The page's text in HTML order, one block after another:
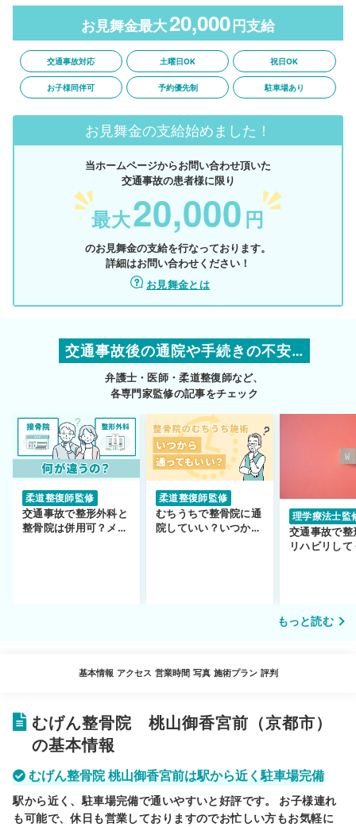
お見舞金最大20,000 円支給
交通事故対応 土曜日OK 祝日OK
お子様同伴可 予約優先制 駐車場あり
お見舞金の支給始めました！
当ホームページからお問い合わせ頂いた
交通事故の患者様に限り
最大20,000 円
のお見舞金の支給を行なっております。
詳細はお問い合わせください！
お見舞金とは
交通事故後の通院や手続きの不安…
弁護士・医師・柔道整復師など、
各専門家監修の記事をチェック
柔道整復師監修
交通事故で整形外科と
整骨院は併用可？メリ
柔道整復師監修
むちうちで整骨院に通
院していい？いつから
理学療法士監
交通事故で整
リハビリして
もっと読む
基本情報 アクセス 営業時間 写真 施術プラン 評判
むげん整骨院 桃山御香宮前（京都市）
の基本情報
むげん整骨院 桃山御香宮前は駅から近く駐車場完備
駅から近く、駐車場完備で通いやすいと好評です。 お子様連れ
も可能で、休日も営業しておりますのでお忙しい方もお気軽に